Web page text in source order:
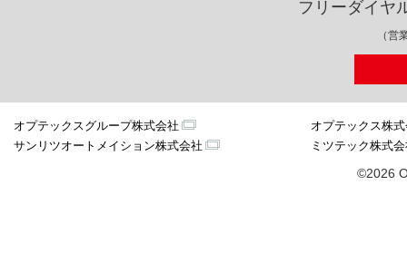
フリーダイヤ
（営
オプテックスグループ株式会社
オプテックス株
サンリツオートメイション株式会社
ミツテック株式
©2026